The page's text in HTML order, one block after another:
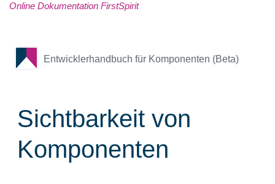
Online Dokumentation FirstSpirit
Entwicklerhandbuch für Komponenten (Beta)
Sichtbarkeit von
Komponenten